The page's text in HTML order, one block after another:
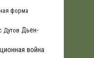
форма
Дутов Дьен-
война